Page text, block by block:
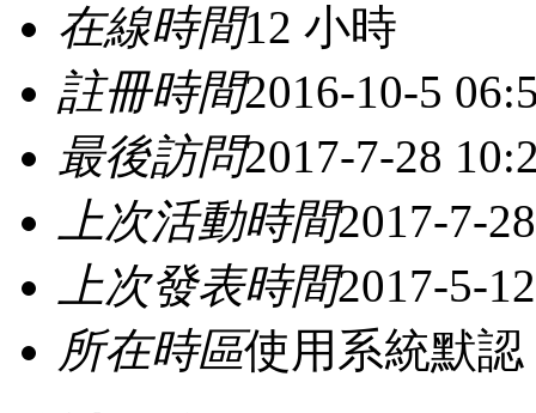
在線時間12 小時
註冊時間2016-10-5
最後訪問2017-7-28
上次活動時間2017-7-
上次發表時間2017-5-
所在時區使用系統默認